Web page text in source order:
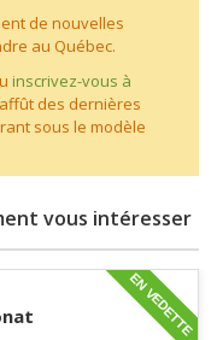
de nouvelles
au Québec.
inscrivez-vous à
des dernières
sous le modèle
vous intéresser
EN VEDETTE